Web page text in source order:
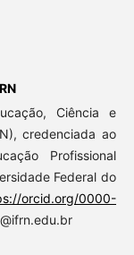
Ciência e
credenciada ao
Profissional
Federal do
orcid.org/0000-